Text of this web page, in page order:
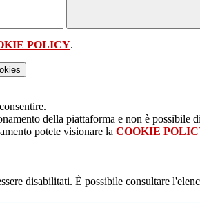
POLICY.
della piattaforma e non è possibile
potete visionare la COOKIE
disabilitati. È possibile consultare